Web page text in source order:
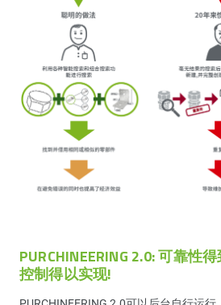
PURCHINEERING 2.0: 可靠性
控制得以实现!